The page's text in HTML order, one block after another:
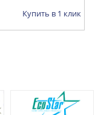
Купить в 1 клик